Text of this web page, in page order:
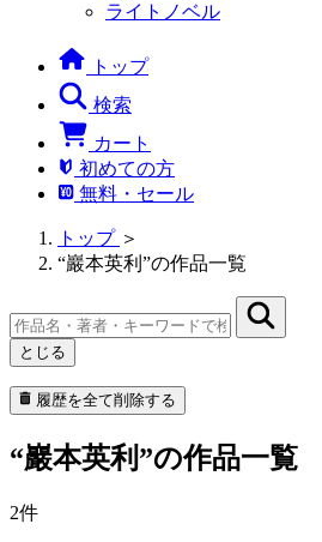
ライトノベル
トップ
検索
カート
初めての方
無料・セール
トップ ＞
“巖本英利”の作品一覧
とじる
履歴を全て削除する
“巖本英利”の作品一覧
2件